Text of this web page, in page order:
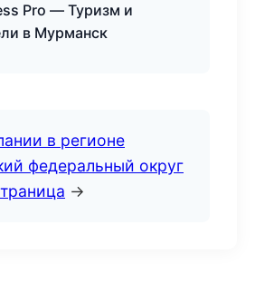
Pro — Туризм и
в Мурманск
в регионе
федеральный округ
→